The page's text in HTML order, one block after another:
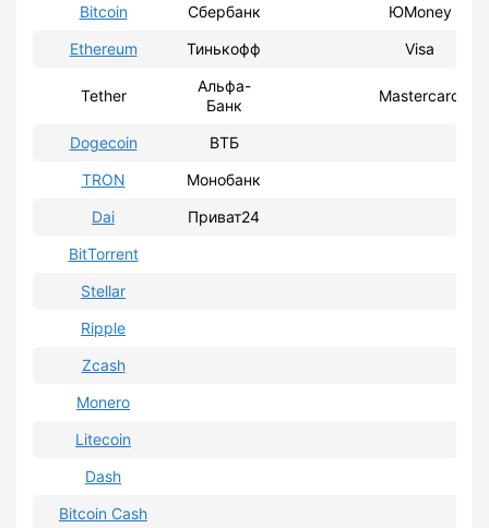
Bitcoin Сбербанк
ЮMoney
Ethereum
Тинькофф Visa
Tether
Альфа-
Банк
Mastercard
Dogecoin
ВТБ
TRON
Монобанк
Dai
Приват24
BitTorrent
Stellar
Ripple
Zcash
Monero
Litecoin
Dash
Bitcoin Cash